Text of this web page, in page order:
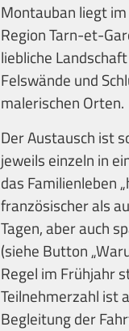
Montauban liegt
Region Tarn-et-
liebliche
Felswände und
malerischen Orten.
Der Austausch ist
jeweils einzeln in
das Familienleben
französischer als
Tagen, aber auch
(siehe Button
Regel im Frühjahr
Teilnehmerzahl ist
Begleitung der